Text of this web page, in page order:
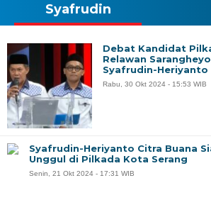
Syafrudin
Debat Kandidat
Relawan
Syafrudin-Heriyanto
Rabu, 30 Okt 2024 - 15:53 WIB
Syafrudin-Heriyanto Citra Buana
Unggul di Pilkada Kota Serang
Senin, 21 Okt 2024 - 17:31 WIB